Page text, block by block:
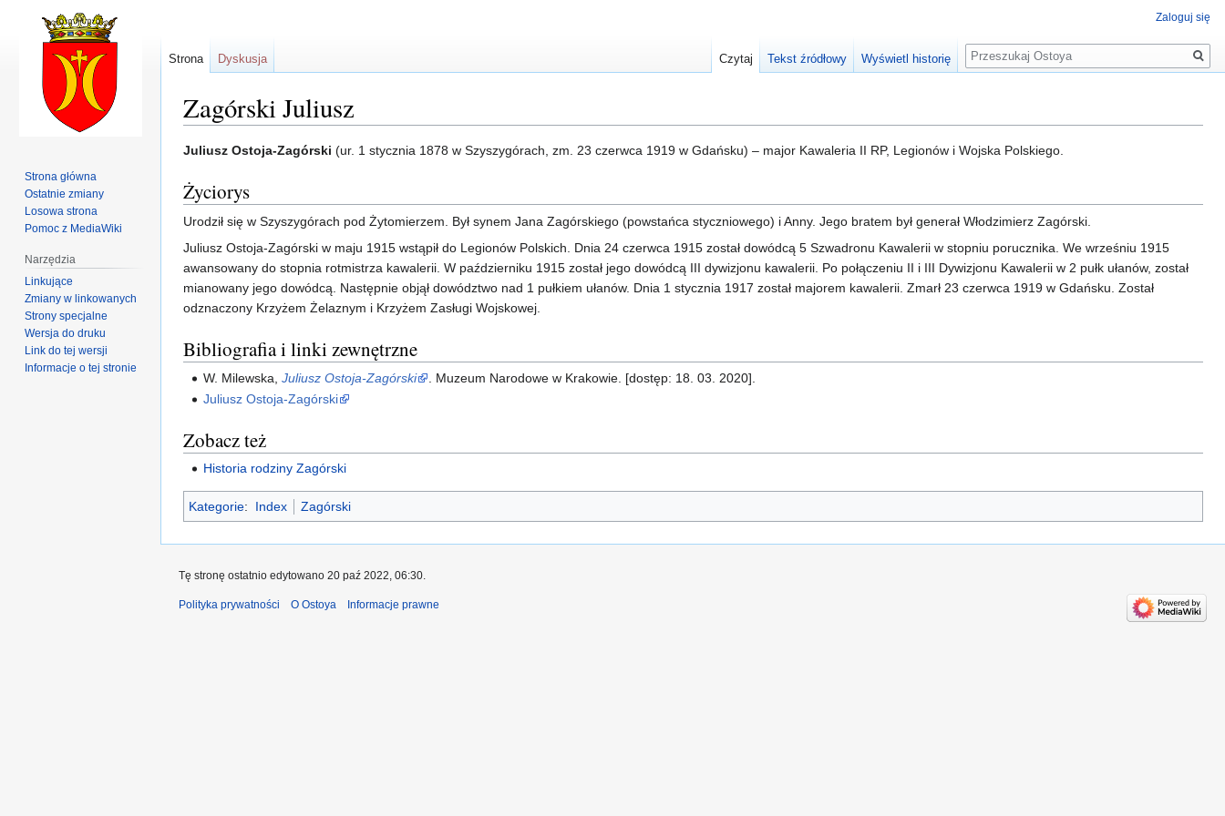
Zagórski Juliusz
Przejdź
nawigacji
Przejdź
wyszukiwania
Juliusz Ostoja-Zagórski (ur. 1 stycznia 1878 w Szyszygórach, zm. 23 czerwca 1919 w Gdańsku) – major Kawaleria II RP, Legionów i Wojska Polskiego.
Życiorys
Urodził się w Szyszygórach pod Żytomierzem. Był synem Jana Zagórskiego (powstańca styczniowego) i Anny. Jego bratem był generał Włodzimierz Zagórski.
Juliusz Ostoja-Zagórski w maju 1915 wstąpił do Legionów Polskich. Dnia 24 czerwca 1915 został dowódcą 5 Szwadronu Kawalerii w stopniu porucznika. We wrześniu 1915
awansowany do stopnia rotmistrza kawalerii. W październiku 1915 został jego dowódcą III dywizjonu kawalerii. Po połączeniu II i III Dywizjonu Kawalerii w 2 pułk ułanów, został
mianowany jego dowódcą. Następnie objął dowództwo nad 1 pułkiem ułanów. Dnia 1 stycznia 1917 został majorem kawalerii. Zmarł 23 czerwca 1919 w Gdańsku. Został
odznaczony Krzyżem Żelaznym i Krzyżem Zasługi Wojskowej.
Bibliografia i linki zewnętrzne
W. Milewska,Juliusz Ostoja-Zagórski
. Muzeum Narodowe w Krakowie. [dostęp: 18. 03. 2020].
Juliusz Ostoja-Zagórski
Zobacz też
Historia rodziny Zagórski
Kategorie: Index Zagórski
Zaloguj się
Strona Dyskusja Czytaj Tekst źródłowy Wyświetl historię
Szukaj
Strona główna
Ostatnie zmiany
Losowa strona
Pomoc z MediaWiki
Narzędzia
Linkujące
Zmiany w linkowanych
Strony specjalne
Wersja do druku
Link do tej wersji
Informacje o tej stronie
Tę stronę ostatnio edytowano 20 paź 2022, 06:30.
Polityka prywatności O Ostoya Informacje prawne